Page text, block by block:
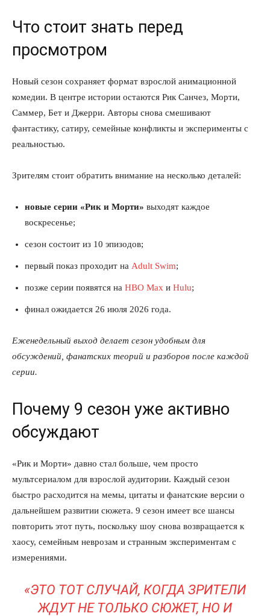
Что стоит знать перед
просмотром
Новый сезон сохраняет формат взрослой анимационной
комедии. В центре истории остаются Рик Санчез, Морти,
Саммер, Бет и Джерри. Авторы снова смешивают
фантастику, сатиру, семейные конфликты и эксперименты с
реальностью.
Зрителям стоит обратить внимание на несколько деталей:
новые серии «Рик и Морти» выходят каждое
воскресенье;
сезон состоит из 10 эпизодов;
первый показ проходит на Adult Swim;
позже серии появятся на HBO Max и Hulu;
финал ожидается 26 июля 2026 года.
Еженедельный выход делает сезон удобным для
обсуждений, фанатских теорий и разборов после каждой
серии.
Почему 9 сезон уже активно
обсуждают
«Рик и Морти» давно стал больше, чем просто
мультсериалом для взрослой аудитории. Каждый сезон
быстро расходится на мемы, цитаты и фанатские версии о
дальнейшем развитии сюжета. 9 сезон имеет все шансы
повторить этот путь, поскольку шоу снова возвращается к
хаосу, семейным неврозам и странным экспериментам с
измерениями.
«ЭТО ТОТ СЛУЧАЙ, КОГДА ЗРИТЕЛИ
ЖДУТ НЕ ТОЛЬКО СЮЖЕТ, НО И